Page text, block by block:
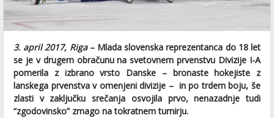
3. april 2017, Riga– Mlada slovenska reprezentanca do 18 let
se je v drugem obračunu na svetovnem prvenstvu Divizije I-A
pomerila z izbrano vrsto Danske – bronaste hokejiste z
lanskega prvenstva v omenjeni divizije – in po trdem boju, še
zlasti v zaključku srečanja osvojila prvo, nenazadnje tudi
“zgodovinsko” zmago na tokratnem turnirju.